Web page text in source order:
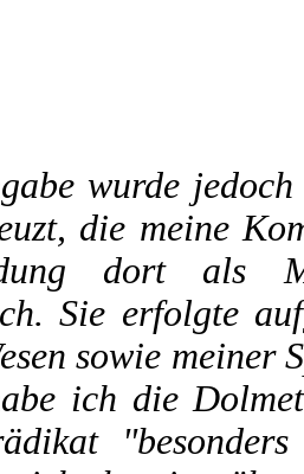
wurde
die meine
dort als
Sie erfolgte
sowie meiner
ich die
"besonders